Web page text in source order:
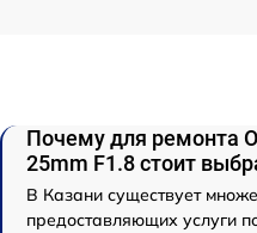
Почему для ремонта
25mm F1.8 стоит
В Казани существует
предоставляющих услуги